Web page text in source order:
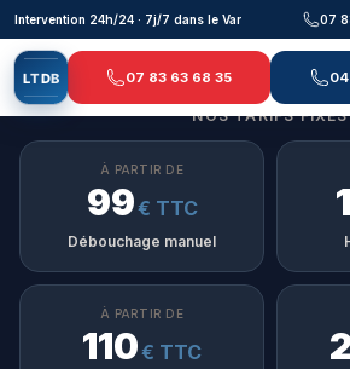
Aller au contenu principal
Intervention 24h/24 · 7j/7 dans le Var 07
LTDB 07 83 63 68 35
NOS TARIFS FIXES
À PARTIR DE
99€ TTC
Débouchage manuel
À PARTIR DE
110€ TTC